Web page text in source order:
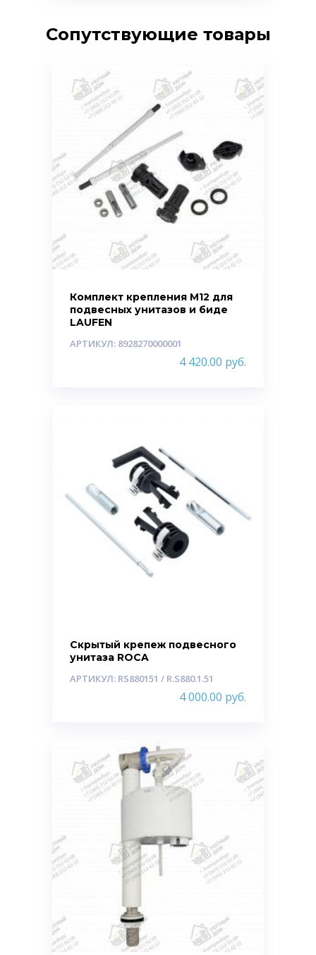
Сопутствующие товары
Комплект крепления М12 для
подвесных унитазов и биде
LAUFEN
АРТИКУЛ: 8928270000001
4 420.00 руб.
Скрытый крепеж подвесного
унитаза ROCA
АРТИКУЛ: RS880151 / R.S880.1.51
4 000.00 руб.